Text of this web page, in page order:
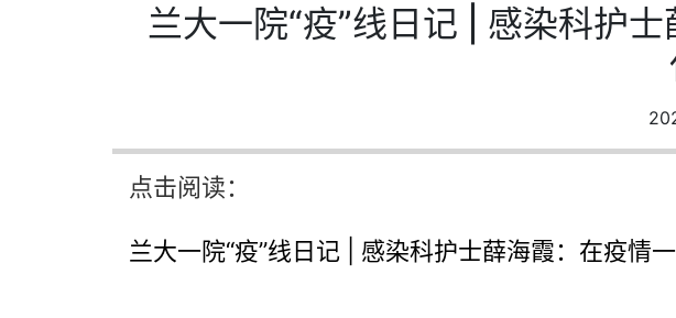
兰大一院“疫”线日记 | 感染科护
点击阅读：
兰大一院“疫”线日记 | 感染科护士薛海霞：在疫情